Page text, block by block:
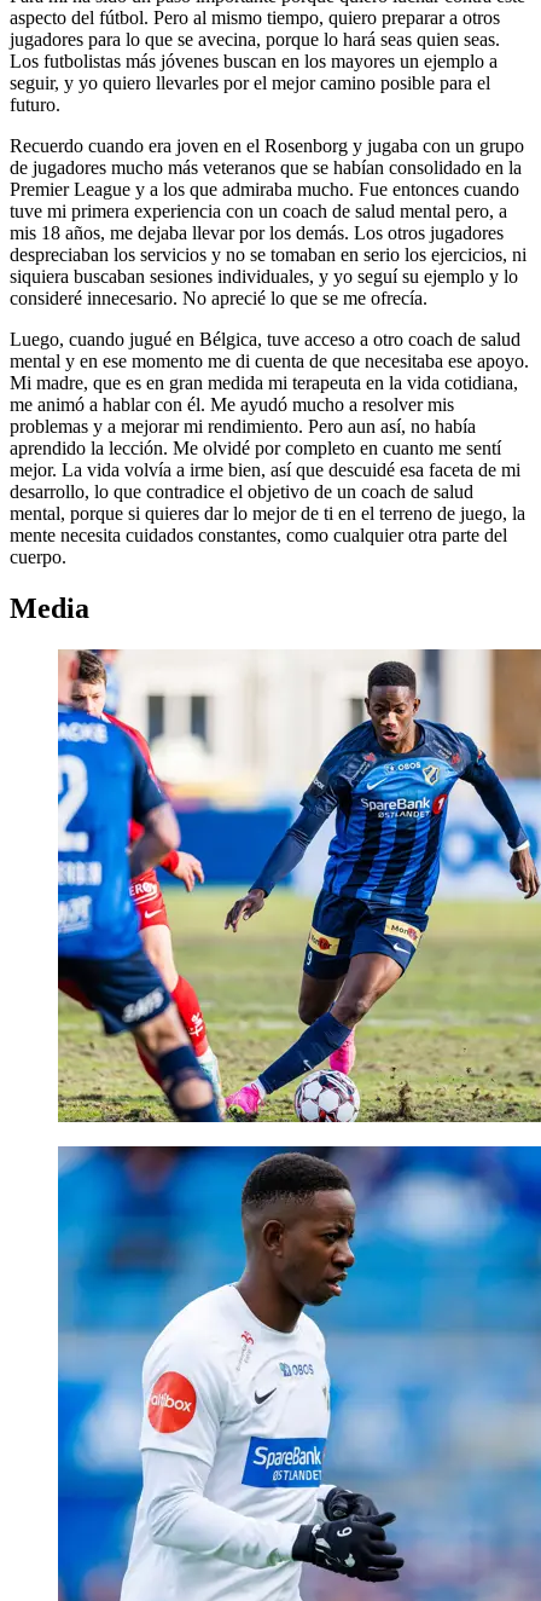
aspecto del fútbol. Pero al mismo tiempo, quiero preparar a otros
jugadores para lo que se avecina, porque lo hará seas quien seas.
Los futbolistas más jóvenes buscan en los mayores un ejemplo a
seguir, y yo quiero llevarles por el mejor camino posible para el
futuro.
Recuerdo cuando era joven en el Rosenborg y jugaba con un grupo
de jugadores mucho más veteranos que se habían consolidado en la
Premier League y a los que admiraba mucho. Fue entonces cuando
tuve mi primera experiencia con un coach de salud mental pero, a
mis 18 años, me dejaba llevar por los demás. Los otros jugadores
despreciaban los servicios y no se tomaban en serio los ejercicios, ni
siquiera buscaban sesiones individuales, y yo seguí su ejemplo y lo
consideré innecesario. No aprecié lo que se me ofrecía.
Luego, cuando jugué en Bélgica, tuve acceso a otro coach de salud
mental y en ese momento me di cuenta de que necesitaba ese apoyo.
Mi madre, que es en gran medida mi terapeuta en la vida cotidiana,
me animó a hablar con él. Me ayudó mucho a resolver mis
problemas y a mejorar mi rendimiento. Pero aun así, no había
aprendido la lección. Me olvidé por completo en cuanto me sentí
mejor. La vida volvía a irme bien, así que descuidé esa faceta de mi
desarrollo, lo que contradice el objetivo de un coach de salud
mental, porque si quieres dar lo mejor de ti en el terreno de juego, la
mente necesita cuidados constantes, como cualquier otra parte del
cuerpo.
Media